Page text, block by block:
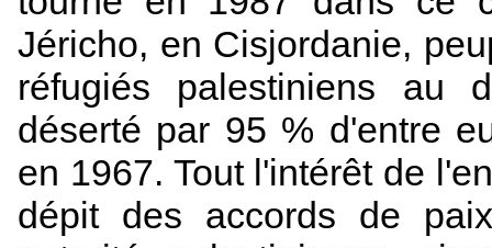
Jéricho, en Cisjordanie,
réfugiés palestiniens au
déserté par 95 % d'entre
en 1967. Tout l'intérêt de
dépit des accords de